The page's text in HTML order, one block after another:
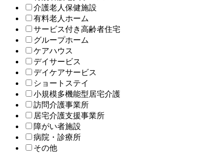
介護老人保健施設
有料老人ホーム
サービス付き高齢者住宅
グループホーム
ケアハウス
デイサービス
デイケアサービス
ショートステイ
小規模多機能型居宅介護
訪問介護事業所
居宅介護支援事業所
障がい者施設
病院・診療所
その他